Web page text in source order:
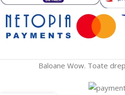
Baloane Wow. Toate